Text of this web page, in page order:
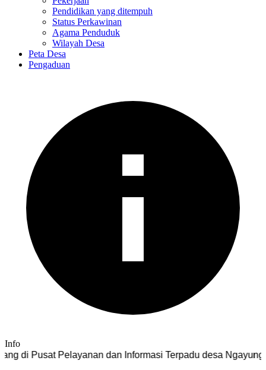
Pendidikan yang ditempuh
Status Perkawinan
Agama Penduduk
Wilayah Desa
Peta Desa
Pengaduan
Info
Pelayanan dan Informasi Terpadu desa Ngayung